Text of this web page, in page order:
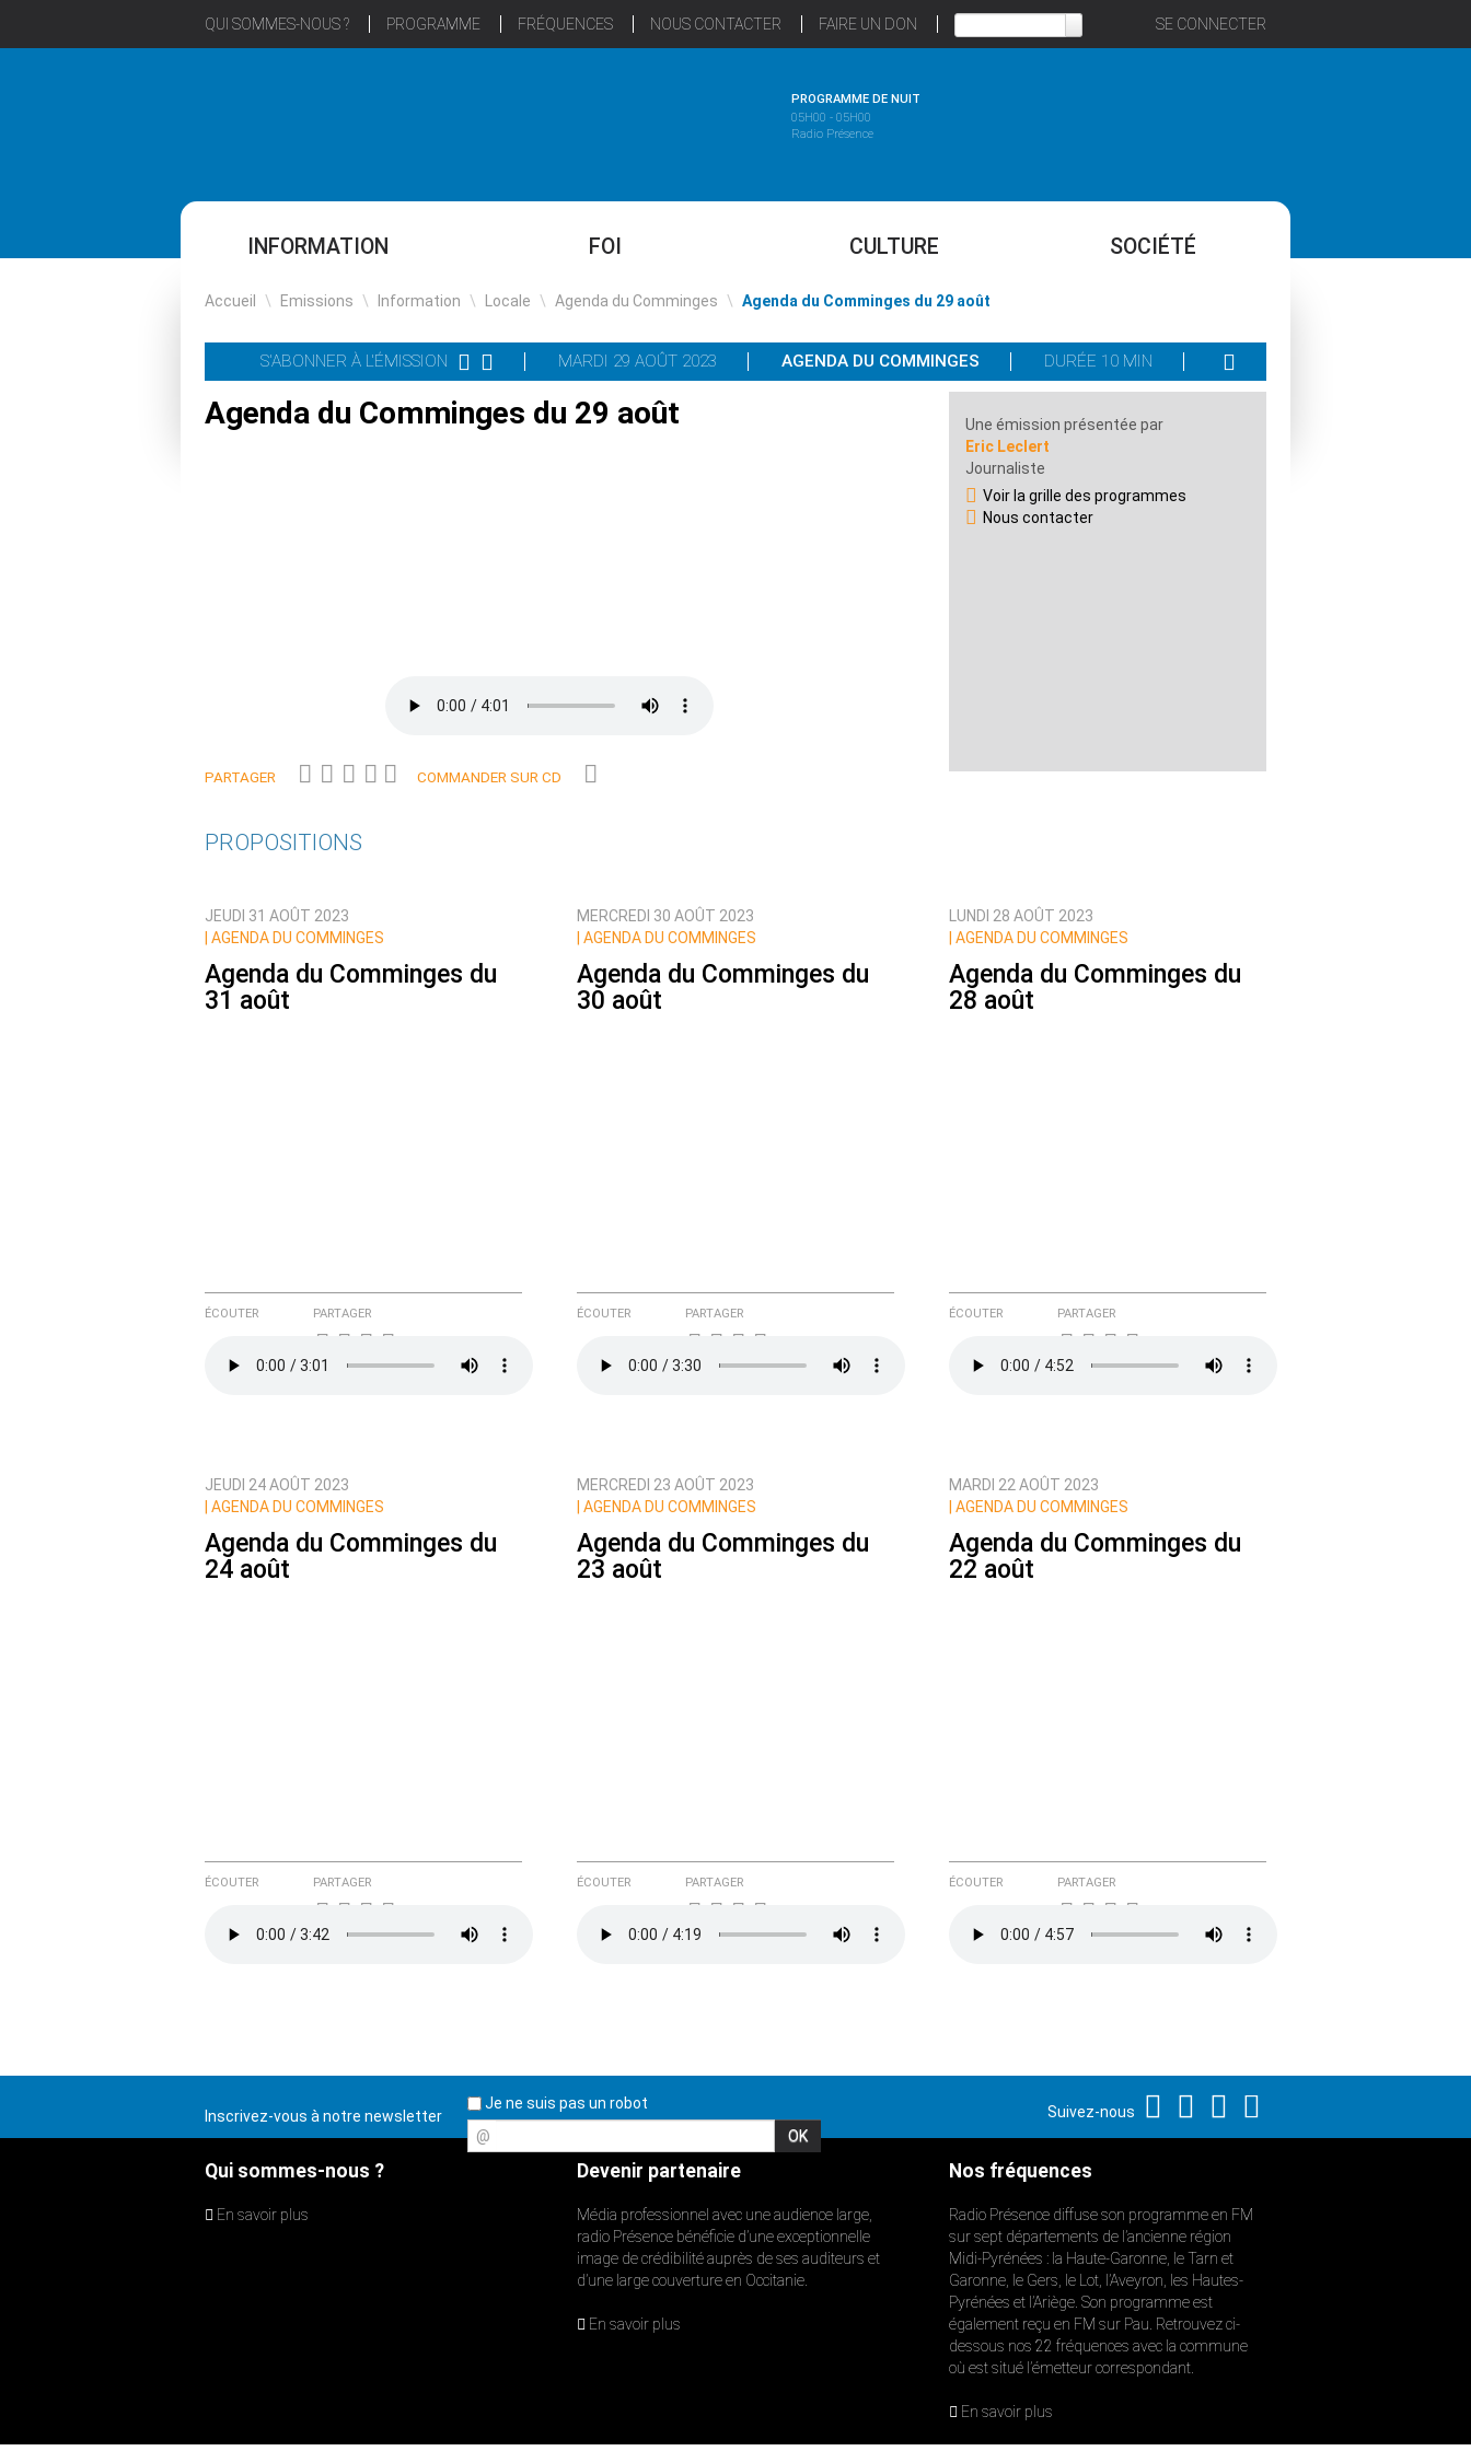
QUI SOMMES-NOUS ? PROGRAMME FRÉQUENCES NOUS CONTACTER FAIRE UN DON SE CONNECTER
PROGRAMME DE NUIT
05H00 - 05H00
Radio Présence
INFORMATION FOI CULTURE SOCIÉTÉ
Accueil \ Emissions \ Information \ Locale \ Agenda du Comminges \ Agenda du Comminges du 29 août
S'ABONNER À L'ÉMISSION MARDI 29 AOÛT 2023 AGENDA DU COMMINGES DURÉE 10 MIN
Agenda du Comminges du 29 août
PARTAGER COMMANDER SUR CD
Une émission présentée par
Eric Leclert
Journaliste
Voir la grille des programmes
Nous contacter
PROPOSITIONS
JEUDI 31 AOÛT 2023
AGENDA DU COMMINGES
Agenda du Comminges du
31 août
ÉCOUTER PARTAGER
MERCREDI 30 AOÛT 2023
AGENDA DU COMMINGES
Agenda du Comminges du
30 août
ÉCOUTER PARTAGER
LUNDI 28 AOÛT 2023
AGENDA DU COMMINGES
Agenda du Comminges du
28 août
ÉCOUTER PARTAGER
JEUDI 24 AOÛT 2023
AGENDA DU COMMINGES
Agenda du Comminges du
24 août
ÉCOUTER PARTAGER
MERCREDI 23 AOÛT 2023
AGENDA DU COMMINGES
Agenda du Comminges du
23 août
ÉCOUTER PARTAGER
MARDI 22 AOÛT 2023
AGENDA DU COMMINGES
Agenda du Comminges du
22 août
ÉCOUTER PARTAGER
Inscrivez-vous à notre newsletter
Je ne suis pas un robot
@
Suivez-nous
Qui sommes-nous ?
En savoir plus
Devenir partenaire
Média professionnel avec une audience large,
radio Présence bénéficie d’une exceptionnelle
image de crédibilité auprès de ses auditeurs et
d’une large couverture en Occitanie.
En savoir plus
Nos fréquences
Radio Présence diffuse son programme en FM
sur sept départements de l’ancienne région
Midi-Pyrénées : la Haute-Garonne, le Tarn et
Garonne, le Gers, le Lot, l’Aveyron, les Hautes-
Pyrénées et l’Ariège. Son programme est
également reçu en FM sur Pau. Retrouvez ci-
dessous nos 22 fréquences avec la commune
où est situé l’émetteur correspondant.
En savoir plus